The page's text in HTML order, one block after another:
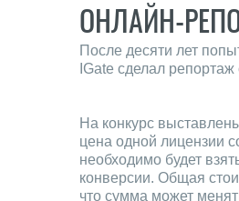
ОНЛАЙН-
После десяти лет
IGate сделал
На конкурс
цена одной лицензии
необходимо будет
конверсии. Общая
что сумма может